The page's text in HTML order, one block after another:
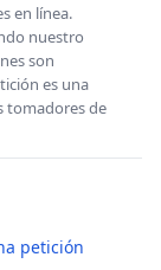
en línea.
nuestro
son
es una
tomadores de
petición